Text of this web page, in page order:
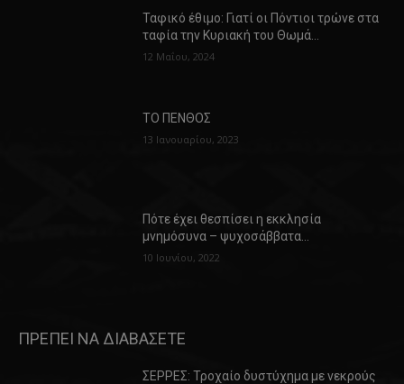
Ταφικό έθιμο: Γιατί οι Πόντιοι τρώνε στα
ταφία την Κυριακή του Θωμά…
12 Μαΐου, 2024
ΤΟ ΠΕΝΘΟΣ
13 Ιανουαρίου, 2023
Πότε έχει θεσπίσει η εκκλησία
μνημόσυνα – ψυχοσάββατα…
10 Ιουνίου, 2022
ΠΡΕΠΕΙ ΝΑ ΔΙΑΒΑΣΕΤΕ
ΣΕΡΡΕΣ: Τροχαίο δυστύχημα με νεκρούς